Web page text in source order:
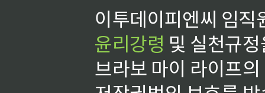
이투데이피엔씨 임
윤리강령 및 실천규
브라보 마이 라이프